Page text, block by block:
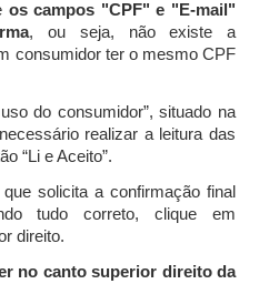
os campos "CPF" e "E-mail"
, ou seja, não existe a
consumidor ter o mesmo CPF
do consumidor”, situado na
realizar a leitura das
“Li e Aceito”.
solicita a confirmação final
tudo correto, clique em
direito.
no canto superior direito da